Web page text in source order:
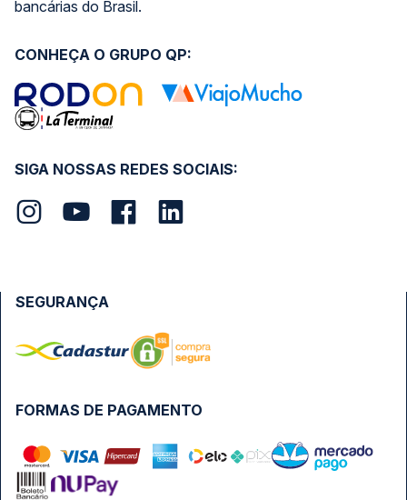
bancárias do Brasil.
SIGA NOSSAS REDES SOCIAIS:
CONHEÇA O GRUPO QP:
FORMAS DE PAGAMENTO
SEGURANÇA